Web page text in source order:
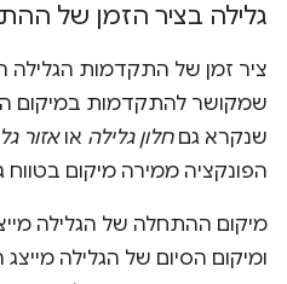
גלילה בציר הזמן של
ציר זמן של התקדמות הגלילה
שמקושר להתקדמות במיקום
שנקרא גםחלון גלילה אואזור
הפונקציה ממירה מיקום